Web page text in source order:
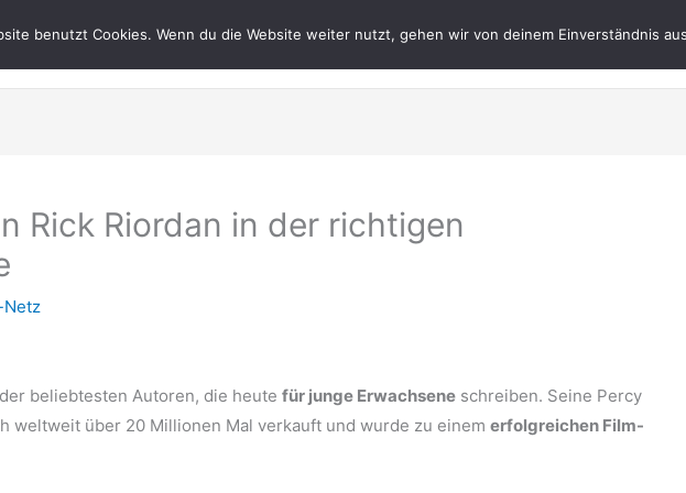
Datenschutz
Rick Riordan in der richtigen
beliebtesten Autoren, die heute für junge Erwachsene schreiben. Seine Percy
weltweit über 20 Millionen Mal verkauft und wurde zu einem erfolgreichen Film-
benutzt Cookies. Wenn du die Website weiter nutzt, gehen wir von deinem Einverständnis